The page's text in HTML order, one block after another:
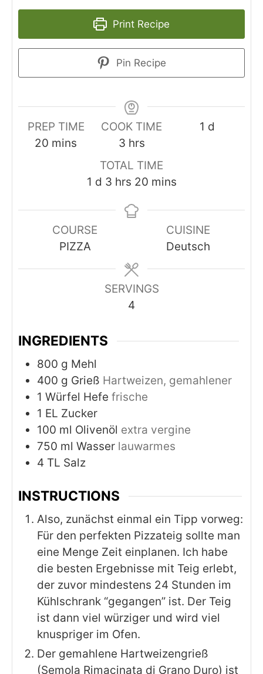
Print Recipe
Pin Recipe
PREP TIME
20 minutes
mins
COOK TIME
3hours
hrs
1 day
d
TOTAL TIME
1 day
d 3hours
hrs 20minutes
mins
COURSE
PIZZA
CUISINE
Deutsch
SERVINGS
4
INGREDIENTS
800 g Mehl
400 g Grieß Hartweizen, gemahlener
1 Würfel Hefe frische
1 EL Zucker
100 ml Olivenöl extra vergine
750 ml Wasser lauwarmes
4 TL Salz
INSTRUCTIONS
Also, zunächst einmal ein Tipp vorweg:
Für den perfekten Pizzateig sollte man
eine Menge Zeit einplanen. Ich habe
die besten Ergebnisse mit Teig erlebt,
der zuvor mindestens 24 Stunden im
Kühlschrank “gegangen” ist. Der Teig
ist dann viel würziger und wird viel
knuspriger im Ofen.
Der gemahlene Hartweizengrieß
(Semola Rimacinata di Grano Duro) ist